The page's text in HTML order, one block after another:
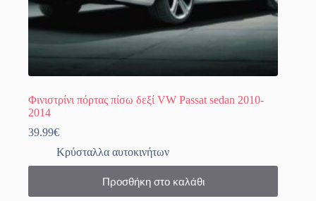
Φινιστρίνι πόρτας πίσω δεξί VW Passat sedan 2010-
2014
39.99€
Κρύσταλλα αυτοκινήτων
Προσθήκη στο καλάθι